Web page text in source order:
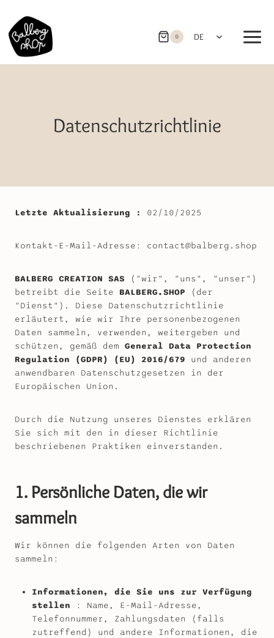
Inhalt
springen
0 DE
UNTERMENÜ
UMSCHALTEN
Datenschutzrichtlinie
Letzte Aktualisierung : 02/10/2025
Kontakt-E-Mail-Adresse: contact@balberg.shop
BALBERG CREATION SAS ("wir", "uns", "unser")
betreibt die Seite BALBERG.SHOP (der
"Dienst"). Diese Datenschutzrichtlinie
erläutert, wie wir Ihre personenbezogenen
Daten sammeln, verwenden, weitergeben und
schützen, gemäß dem General Data Protection
Regulation (GDPR) (EU) 2016/679 und anderen
anwendbaren Datenschutzgesetzen in der
Europäischen Union.
Durch die Nutzung unseres Dienstes erklären
Sie sich mit den in dieser Richtlinie
beschriebenen Praktiken einverstanden.
1. Persönliche Daten, die wir
sammeln
Wir können die folgenden Arten von Daten
sammeln:
Informationen, die Sie uns zur Verfügung
stellen : Name, E-Mail-Adresse,
Telefonnummer, Zahlungsdaten (falls
zutreffend) und andere Informationen, die